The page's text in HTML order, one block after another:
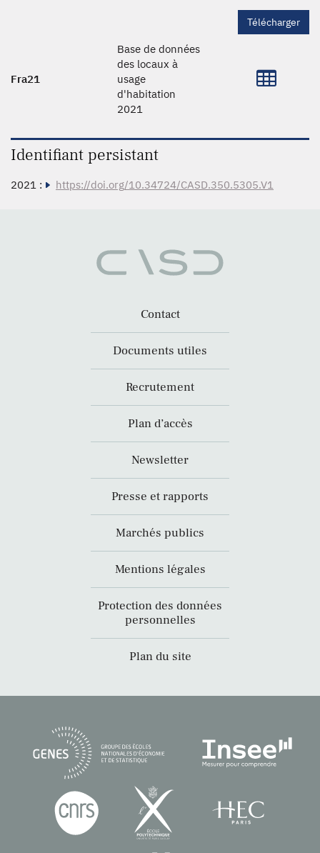
Télécharger
Fra21
Base de données
des locaux à
usage
d'habitation
2021
Identifiant persistant
2021 : https://doi.org/10.34724/CASD.350.5305.V1
Contact
Documents utiles
Recrutement
Plan d’accès
Newsletter
Presse et rapports
Marchés publics
Mentions légales
Protection des données
personnelles
Plan du site